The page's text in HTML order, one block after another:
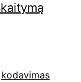
kodavimas